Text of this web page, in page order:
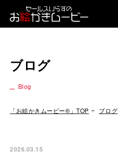
ブログ
Blog
「お絵かきムービー®」TOP ブログ
2026.03.15